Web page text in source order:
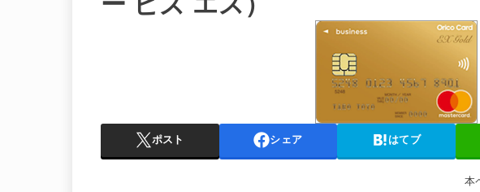
ー ビズ エス）
ポスト シェア はてブ
本